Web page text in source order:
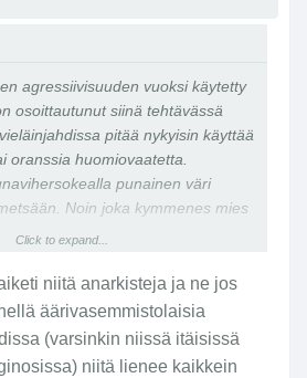
agressiivisuuden vuoksi käytetty
osoittautunut siinä tehtävässä
pitää nykyisin käyttää
oranssia huomiovaatetta.
punainen väri
Noin joka kymmenes mies
olla sellainen käsitekin kuin
Click to expand...
niitä anarkisteja ja ne jos
äärivasemmistolaisia
(varsinkin niissä itäisissä
niitä lienee kaikkein